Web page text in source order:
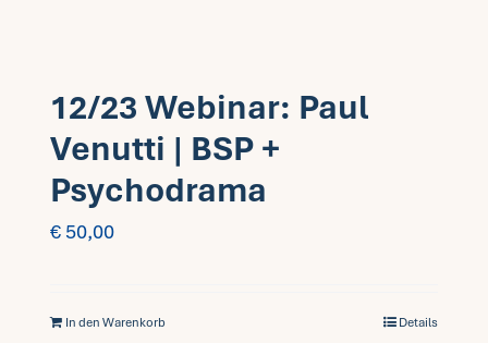
12/23 Webinar: Paul
Venutti | BSP +
Psychodrama
€ 50,00
In den Warenkorb Details